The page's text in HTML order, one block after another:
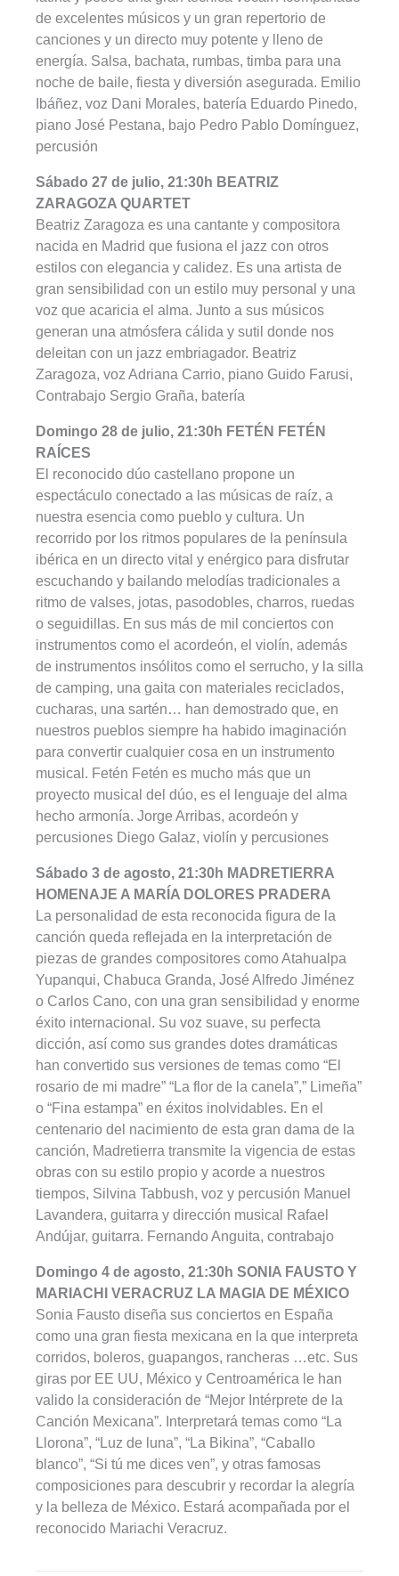
de excelentes músicos y un gran repertorio de
canciones y un directo muy potente y lleno de
energía. Salsa, bachata, rumbas, timba para una
noche de baile, fiesta y diversión asegurada. Emilio
Ibáñez, voz Dani Morales, batería Eduardo Pinedo,
piano José Pestana, bajo Pedro Pablo Domínguez,
percusión
Sábado 27 de julio, 21:30h BEATRIZ
ZARAGOZA QUARTET
Beatriz Zaragoza es una cantante y compositora
nacida en Madrid que fusiona el jazz con otros
estilos con elegancia y calidez. Es una artista de
gran sensibilidad con un estilo muy personal y una
voz que acaricia el alma. Junto a sus músicos
generan una atmósfera cálida y sutil donde nos
deleitan con un jazz embriagador. Beatriz
Zaragoza, voz Adriana Carrio, piano Guido Farusi,
Contrabajo Sergio Graña, batería
Domingo 28 de julio, 21:30h FETÉN FETÉN
RAÍCES
El reconocido dúo castellano propone un
espectáculo conectado a las músicas de raíz, a
nuestra esencia como pueblo y cultura. Un
recorrido por los ritmos populares de la península
ibérica en un directo vital y enérgico para disfrutar
escuchando y bailando melodías tradicionales a
ritmo de valses, jotas, pasodobles, charros, ruedas
o seguidillas. En sus más de mil conciertos con
instrumentos como el acordeón, el violín, además
de instrumentos insólitos como el serrucho, y la silla
de camping, una gaita con materiales reciclados,
cucharas, una sartén… han demostrado que, en
nuestros pueblos siempre ha habido imaginación
para convertir cualquier cosa en un instrumento
musical. Fetén Fetén es mucho más que un
proyecto musical del dúo, es el lenguaje del alma
hecho armonía. Jorge Arribas, acordeón y
percusiones Diego Galaz, violín y percusiones
Sábado 3 de agosto, 21:30h MADRETIERRA
HOMENAJE A MARÍA DOLORES PRADERA
La personalidad de esta reconocida figura de la
canción queda reflejada en la interpretación de
piezas de grandes compositores como Atahualpa
Yupanqui, Chabuca Granda, José Alfredo Jiménez
o Carlos Cano, con una gran sensibilidad y enorme
éxito internacional. Su voz suave, su perfecta
dicción, así como sus grandes dotes dramáticas
han convertido sus versiones de temas como “El
rosario de mi madre” “La flor de la canela”,” Limeña”
o “Fina estampa” en éxitos inolvidables. En el
centenario del nacimiento de esta gran dama de la
canción, Madretierra transmite la vigencia de estas
obras con su estilo propio y acorde a nuestros
tiempos, Silvina Tabbush, voz y percusión Manuel
Lavandera, guitarra y dirección musical Rafael
Andújar, guitarra. Fernando Anguita, contrabajo
Domingo 4 de agosto, 21:30h SONIA FAUSTO Y
MARIACHI VERACRUZ LA MAGIA DE MÉXICO
Sonia Fausto diseña sus conciertos en España
como una gran fiesta mexicana en la que interpreta
corridos, boleros, guapangos, rancheras …etc. Sus
giras por EE UU, México y Centroamérica le han
valido la consideración de “Mejor Intérprete de la
Canción Mexicana”. Interpretará temas como “La
Llorona”, “Luz de luna”, “La Bikina”, “Caballo
blanco”, “Si tú me dices ven”, y otras famosas
composiciones para descubrir y recordar la alegría
y la belleza de México. Estará acompañada por el
reconocido Mariachi Veracruz.